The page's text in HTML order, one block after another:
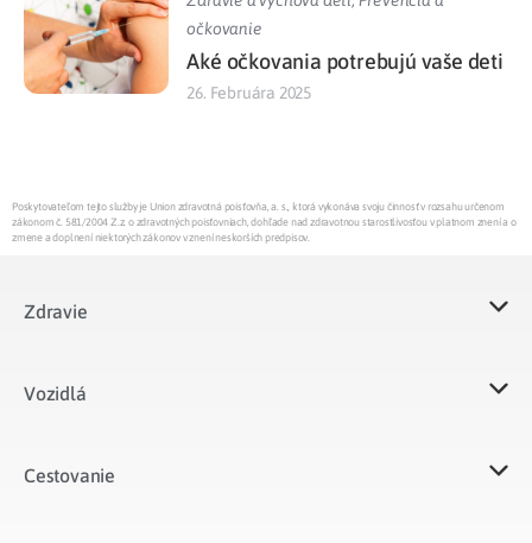
očkovanie
Aké očkovania potrebujú vaše deti
26. Februára 2025
Poskytovateľom tejto služby je Union zdravotná poisťovňa, a. s., ktorá vykonáva svoju činnosť v rozsahu určenom
zákonom č. 581/2004 Z.z. o zdravotných poisťovniach, dohľade nad zdravotnou starostlivosťou v platnom znení a o
zmene a doplnení niektorých zákonov v znení neskorších predpisov.
Zdravie
Vozidlá​
Cestovanie